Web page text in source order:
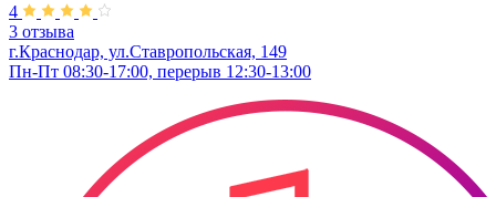
4
3 отзыва
г.Краснодар, ул.Ставропольская, 149
Пн-Пт 08:30-17:00, перерыв 12:30-13:00